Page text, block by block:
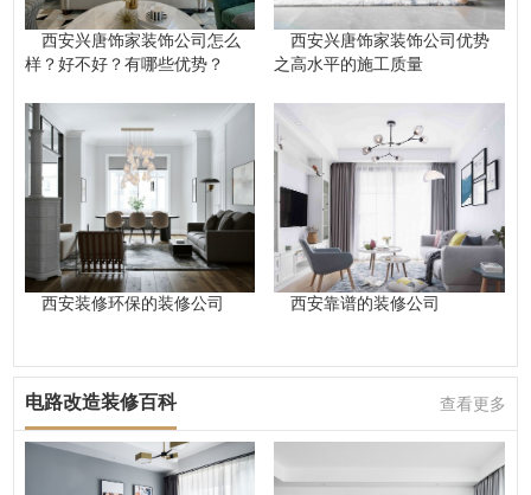
西安兴唐饰家装饰公司怎么
样？好不好？有哪些优势？
西安兴唐饰家装饰公司优势
之高水平的施工质量
西安装修环保的装修公司 西安靠谱的装修公司
电路改造装修百科 查看更多